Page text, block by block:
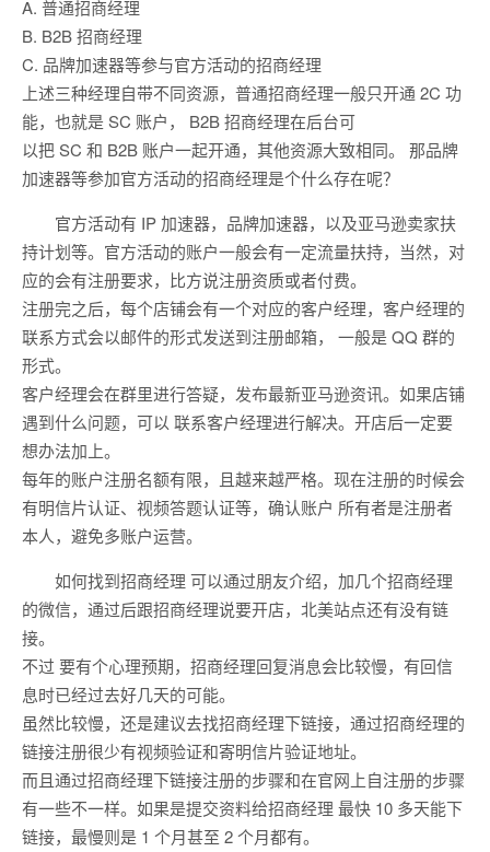
A. 普通招商经理
B. B2B 招商经理
C. 品牌加速器等参与官方活动的招商经理
上述三种经理自带不同资源，普通招商经理一般只开通 2C 功
能，也就是 SC 账户， B2B 招商经理在后台可
以把 SC 和 B2B 账户一起开通，其他资源大致相同。 那品牌
加速器等参加官方活动的招商经理是个什么存在呢？
官方活动有 IP 加速器，品牌加速器，以及亚马逊卖家扶
持计划等。官方活动的账户一般会有一定流量扶持，当然，对
应的会有注册要求，比方说注册资质或者付费。
注册完之后，每个店铺会有一个对应的客户经理，客户经理的
联系方式会以邮件的形式发送到注册邮箱， 一般是 QQ 群的
形式。
客户经理会在群里进行答疑，发布最新亚马逊资讯。如果店铺
遇到什么问题，可以 联系客户经理进行解决。开店后一定要
想办法加上。
每年的账户注册名额有限，且越来越严格。现在注册的时候会
有明信片认证、视频答题认证等，确认账户 所有者是注册者
本人，避免多账户运营。
如何找到招商经理 可以通过朋友介绍，加几个招商经理
的微信，通过后跟招商经理说要开店，北美站点还有没有链
接。
不过 要有个心理预期，招商经理回复消息会比较慢，有回信
息时已经过去好几天的可能。
虽然比较慢，还是建议去找招商经理下链接，通过招商经理的
链接注册很少有视频验证和寄明信片验证地址。
而且通过招商经理下链接注册的步骤和在官网上自注册的步骤
有一些不一样。如果是提交资料给招商经理 最快 10 多天能下
链接，最慢则是 1 个月甚至 2 个月都有。